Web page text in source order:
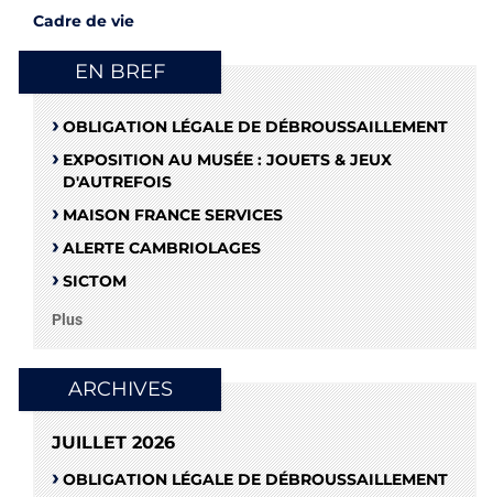
Cadre de vie
EN BREF
OBLIGATION LÉGALE DE DÉBROUSSAILLEMENT
EXPOSITION AU MUSÉE : JOUETS & JEUX
D'AUTREFOIS
MAISON FRANCE SERVICES
ALERTE CAMBRIOLAGES
SICTOM
Plus
ARCHIVES
JUILLET 2026
OBLIGATION LÉGALE DE DÉBROUSSAILLEMENT